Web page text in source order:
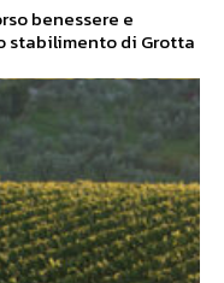
benessere e
stabilimento di Grotta